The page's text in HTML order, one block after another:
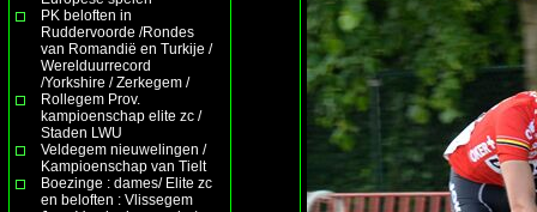
PK beloften in
Ruddervoorde /Rondes
van Romandië en Turkije /
Werelduurrecord
/Yorkshire / Zerkegem /
Rollegem Prov.
kampioenschap elite zc /
Staden LWU
Veldegem nieuwelingen /
Kampioenschap van Tielt
Boezinge : dames/ Elite zc
en beloften : Vlissegem